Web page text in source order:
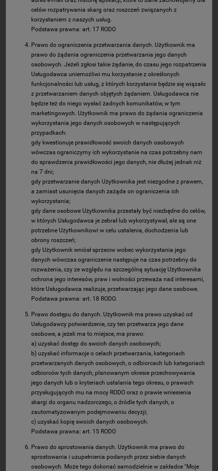
celów rozpatrywania skarg oraz roszczeń związanych z
korzystaniem z naszych usług.
Podstawa prawna: art. 17 RODO
Prawo do ograniczenia przetwarzania danych. Użytkownik ma
prawo do żądania ograniczenia przetwarzania jego danych
osobowych. Jeżeli zgłosi takie żądanie, do czasu jego rozpatrzenia
Usługodawca uniemożliwi mu korzystanie z określonych
funkcjonalności lub usług, z których korzystanie będzie się wiązało
z przetwarzaniem danych objętych żądaniem. Usługodawca nie
będzie też do niego wysłać żadnych komunikatów, w tym
marketingowych. Użytkownik ma prawo do żądania ograniczenia
wykorzystania jego danych osobowych w następujących
przypadkach:
gdy kwestionuje prawidłowość swoich danych osobowych
wówczas ograniczymy ich wykorzystanie na czas potrzebny nam
do sprawdzenia prawidłowości jego danych, nie dłużej jednak niż
na 7 dni;
gdy przetwarzanie danych Użytkownika jest niezgodne z prawem,
a zamiast usunięcia danych zażąda on ograniczenia ich
wykorzystania;
gdy dane osobowe Użytkownika przestały być niezbędne do celów,
w których Usługodawca je zebrał lub wykorzystywał, ale są one
potrzebne Użytkownikowi w celu ustalenia, dochodzenia lub
obrony roszczeń;
gdy Użytkownik wniósł sprzeciw wobec wykorzystania jego
danych wówczas ograniczenie następuje na czas potrzebny do
rozważenia, czy ze względu na szczególną sytuację Użytkownika
ochrona jego interesów, praw i wolności przeważa nad interesami,
które Usługodawca realizuje, przetwarzając jego dane osobowe.
Podstawa prawna: art. 18 RODO.
Prawo dostępu do danych. Użytkownik ma prawo uzyskać od
Usługodawcy potwierdzenie, czy ten przetwarza jego dane
osobowe, a jeżeli ma to miejsce, ma prawo:
a) uzyskać dostęp do swoich danych osobowych;
b) uzyskać informacje o celach przetwarzania, kategoriach
przetwarzanych danych osobowych, o odbiorcach lub kategoriach
odbiorców tych danych, planowanym okresie przechowywania
jego danych lub o kryteriach ustalania tego okresu, o prawach
przysługujących mu na mocy RODO oraz o prawie wniesienia
skargi do organu nadzorczego, o źródle tych danych, o
zautomatyzowanym podejmowaniu decyzji;
c) uzyskać kopię swoich danych osobowych.
Podstawa prawna: art. 15 RODO
Prawo do sprostowania danych. Użytkownik ma prawo do
sprostowania i uzupełnienia podanych przez siebie danych
osobowych. Może tego dokonać samodzielnie w zakładce "Moje